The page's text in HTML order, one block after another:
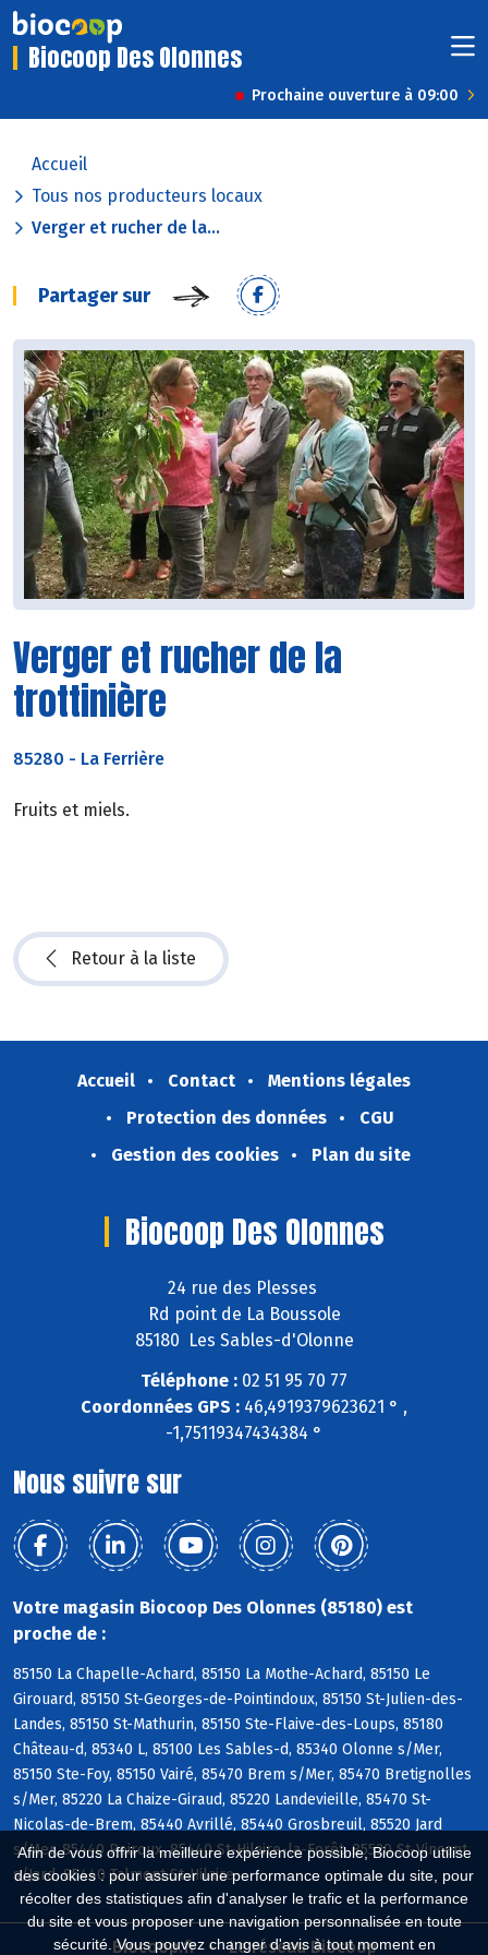
Afin de vous offrir la meilleure expérience possible, Biocoop utilise
des cookies : pour assurer une performance optimale du site, pour
récolter des statistiques afin d'analyser le trafic et la performance
du site et vous proposer une navigation personnalisée en toute
sécurité. Vous pouvez changer d'avis à tout moment en
Biocoop Des Olonnes
Prochaine ouverture à 09:00
Accueil
Tous nos producteurs locaux
Verger et rucher de la...
Partager sur
Verger et rucher de la
trottinière
85280 - La Ferrière
Fruits et miels.
Retour à la liste
Accueil Contact
Mentions légales
Protection des données
CGU
Gestion des cookies
Plan du site
Biocoop Des Olonnes
24 rue des Plesses
Rd point de La Boussole
85180 Les Sables-d'Olonne
Téléphone : 02 51 95 70 77
Coordonnées GPS : 46,4919379623621 ° ,
-1,75119347434384 °
Nous suivre sur
Votre magasin Biocoop Des Olonnes (85180) est
proche de :
85150 La Chapelle-Achard, 85150 La Mothe-Achard, 85150 Le
Girouard, 85150 St-Georges-de-Pointindoux, 85150 St-Julien-des-
Landes, 85150 St-Mathurin, 85150 Ste-Flaive-des-Loups, 85180
Château-d, 85340 L, 85100 Les Sables-d, 85340 Olonne s/Mer,
85150 Ste-Foy, 85150 Vairé, 85470 Brem s/Mer, 85470 Bretignolles
s/Mer, 85220 La Chaize-Giraud, 85220 Landevieille, 85470 St-
Nicolas-de-Brem, 85440 Avrillé, 85440 Grosbreuil, 85520 Jard
s/Mer, 85440 Poiroux, 85440 St-Hilaire-la-Forêt, 85520 St-Vincent
s/Jard, 85440 Talmont-St-Hilaire
Biocoop.fr Le réseau Biocoop